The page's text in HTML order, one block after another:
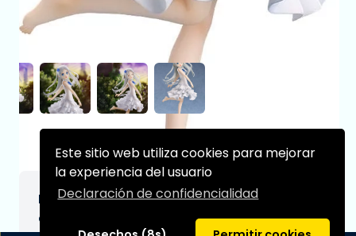
Este sitio web utiliza cookies para mejorar
la experiencia del usuario
Declaración de confidencialidad
Figura Anohana Menma Pop Up Parade 16
cm